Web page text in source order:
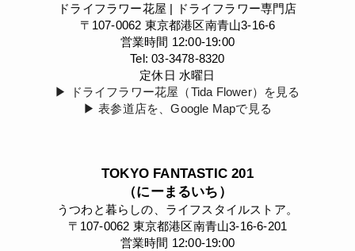
ドライフラワー花屋 | ドライフラワー専門店
〒107-0062 東京都港区南青山3-16-6
営業時間 12:00-19:00
Tel: 03-3478-8320
定休日 水曜日
▶︎ ドライフラワー花屋（Tida Flower）を見る
▶︎ 表参道店を、Google Mapで見る
TOKYO FANTASTIC 201
（にーまるいち）
うつわと暮らしの、ライフスタイルストア。
〒107-0062 東京都港区南青山3-16-6-201
営業時間 12:00-19:00